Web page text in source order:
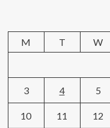
M
T W
3 4 5
10 11 12